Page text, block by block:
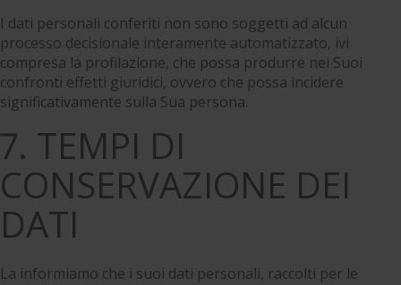
I dati personali conferiti non sono soggetti ad alcun
processo decisionale interamente automatizzato, ivi
compresa la profilazione, che possa produrre nei Suoi
confronti effetti giuridici, ovvero che possa incidere
significativamente sulla Sua persona.
7. TEMPI DI
CONSERVAZIONE DEI
DATI
La informiamo che i suoi dati personali, raccolti per le